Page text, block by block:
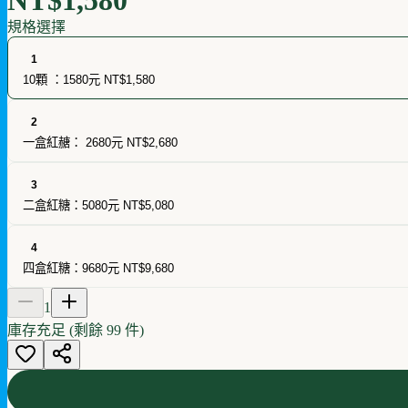
規格選擇
1
10顆 ：1580元 NT$1,580
2
一盒紅赯： 2680元 NT$2,680
3
二盒紅糖：5080元 NT$5,080
4
四盒紅糖：9680元 NT$9,680
1
庫存充足 (剩餘 99 件)